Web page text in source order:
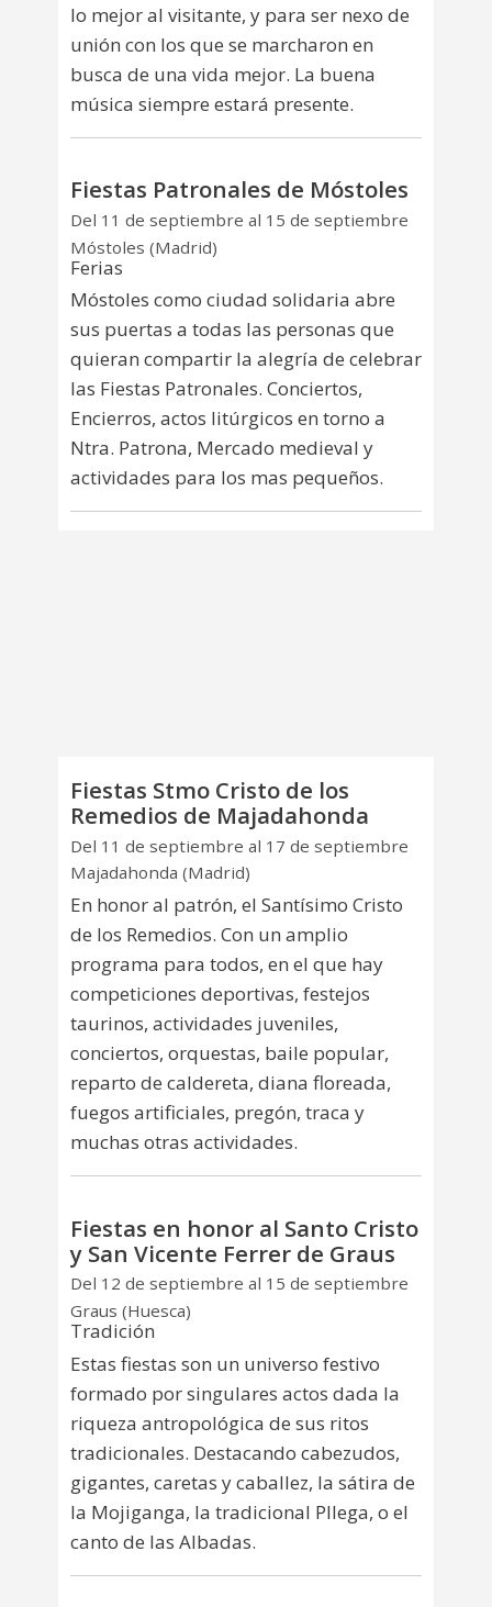
lo mejor al visitante, y para ser nexo de
unión con los que se marcharon en
busca de una vida mejor. La buena
música siempre estará presente.
Fiestas Patronales de Móstoles
Del 11 de septiembre al 15 de septiembre
Móstoles (Madrid)
Ferias
Móstoles como ciudad solidaria abre
sus puertas a todas las personas que
quieran compartir la alegría de celebrar
las Fiestas Patronales. Conciertos,
Encierros, actos litúrgicos en torno a
Ntra. Patrona, Mercado medieval y
actividades para los mas pequeños.
Fiestas Stmo Cristo de los
Remedios de Majadahonda
Del 11 de septiembre al 17 de septiembre
Majadahonda (Madrid)
En honor al patrón, el Santísimo Cristo
de los Remedios. Con un amplio
programa para todos, en el que hay
competiciones deportivas, festejos
taurinos, actividades juveniles,
conciertos, orquestas, baile popular,
reparto de caldereta, diana floreada,
fuegos artificiales, pregón, traca y
muchas otras actividades.
Fiestas en honor al Santo Cristo
y San Vicente Ferrer de Graus
Del 12 de septiembre al 15 de septiembre
Graus (Huesca)
Tradición
Estas fiestas son un universo festivo
formado por singulares actos dada la
riqueza antropológica de sus ritos
tradicionales. Destacando cabezudos,
gigantes, caretas y caballez, la sátira de
la Mojiganga, la tradicional Pllega, o el
canto de las Albadas.